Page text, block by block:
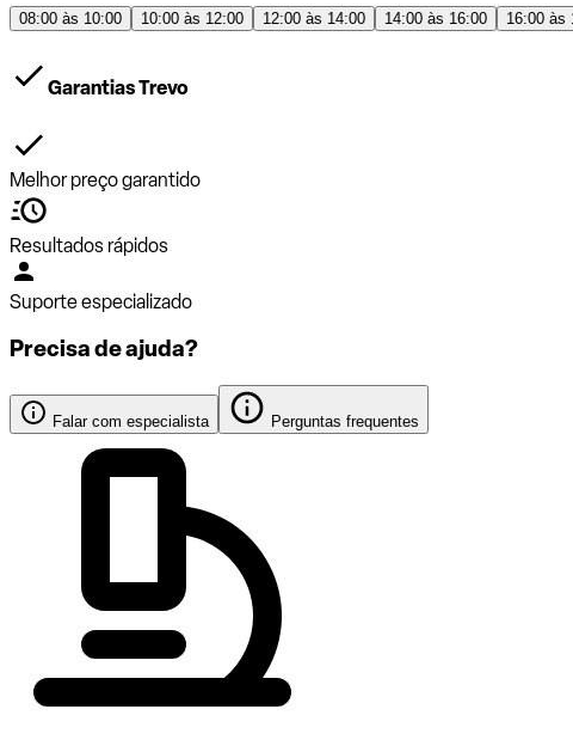
08:00 às 10:00 10:00 às 12:00 12:00 às 14:00 14:00 às 16:00 16:00 às
Garantias Trevo
Melhor preço garantido
Resultados rápidos
Suporte especializado
Precisa de ajuda?
Falar com especialista Perguntas frequentes